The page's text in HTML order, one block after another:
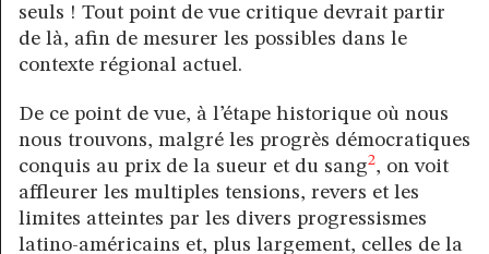
seuls ! Tout point de vue critique devrait partir
de là, afin de mesurer les possibles dans le
contexte régional actuel.
De ce point de vue, à l’étape historique où nous
nous trouvons, malgré les progrès démocratiques
conquis au prix de la sueur et du sang2, on voit
affleurer les multiples tensions, revers et les
limites atteintes par les divers progressismes
latino-américains et, plus largement, celles de la